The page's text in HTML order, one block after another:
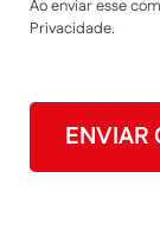
Ao enviar esse
Privacidade.